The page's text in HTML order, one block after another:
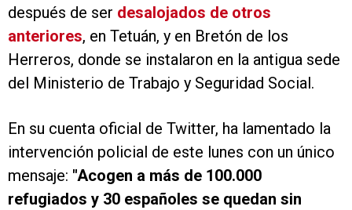
después de ser desalojados de otros
anteriores, en Tetuán, y en Bretón de los
Herreros, donde se instalaron en la antigua sede
del Ministerio de Trabajo y Seguridad Social.
En su cuenta oficial de Twitter, ha lamentado la
intervención policial de este lunes con un único
mensaje: "Acogen a más de 100.000
refugiados y 30 españoles se quedan sin